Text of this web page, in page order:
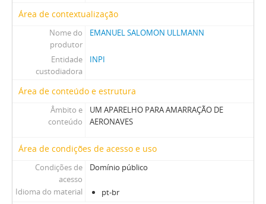
Área de contextualização
Nome do
produtor
EMANUEL SALOMON ULLMANN
Entidade
custodiadora
INPI
Área de conteúdo e estrutura
Âmbito e
conteúdo
UM APARELHO PARA AMARRAÇÃO DE
AERONAVES
Área de condições de acesso e uso
Condições de
acesso
Domínio público
Idioma do material pt-br